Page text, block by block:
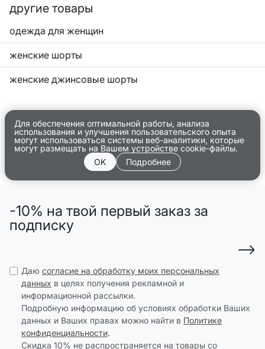
другие товары
одежда для женщин
женские шорты
женские джинсовые шорты
Для обеспечения оптимальной работы, анализа
использования и улучшения пользовательского опыта
могут использоваться системы веб-аналитики, которые
могут размещать на Вашем устройстве cookie-файлы.
OK
Подробнее
-10% на твой первый заказ за
подписку
Даю согласие на обработку моих персональных
данных в целях получения рекламной и
информационной рассылки.
Подробную информацию об условиях обработки Ваших
данных и Ваших правах можно найти в Политике
конфиденциальности.
Скидка 10% не распространяется на товары со